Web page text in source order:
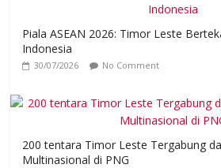
Piala ASEAN 2026: Timor Leste
Indonesia
30/07/2026 No Comment
200 tentara Timor Leste Tergabung
Multinasional di PNG